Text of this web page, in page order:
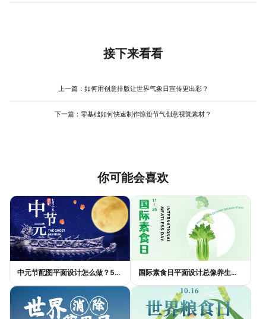
操作流程 简单，适合新手快速上手。
零基础用户制作世界水日宣传物料模板的关键是“利用现成资源+简
景和风格，用户只需替换文字、图片并调整配色即可完成制作，无
需从零设计。此外，工具的智能排版功能可自动优化元素间距，避
使没有设计经验也能快速产出专业物料。
接下来看看
上一篇： 如何用创意排版让世界气象日宣传更出彩？
下一篇： 零基础如何快速制作惊蛰节气创意视觉素材？
你可能会喜欢
中元节配图平面设计怎么做？5种风格模板轻松搞定节日氛围 国际素食日平面设计总像养生广告？三个思路让它变酷